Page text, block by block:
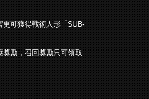
可獲得戰術人形「SUB-
勵，召回獎勵只可領取